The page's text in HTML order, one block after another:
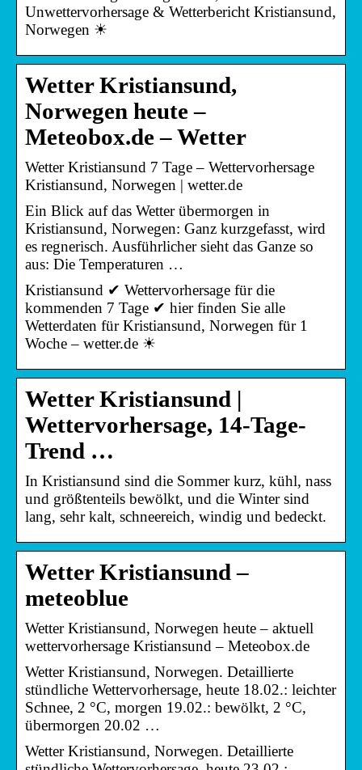
Unwettervorhersage & Wetterbericht Kristiansund,
Norwegen ☀
Wetter Kristiansund,
Norwegen heute –
Meteobox.de – Wetter
Wetter Kristiansund 7 Tage – Wettervorhersage
Kristiansund, Norwegen | wetter.de
Ein Blick auf das Wetter übermorgen in
Kristiansund, Norwegen: Ganz kurzgefasst, wird
es regnerisch. Ausführlicher sieht das Ganze so
aus: Die Temperaturen …
Kristiansund ✔ Wettervorhersage für die
kommenden 7 Tage ✔ hier finden Sie alle
Wetterdaten für Kristiansund, Norwegen für 1
Woche – wetter.de ☀
Wetter Kristiansund |
Wettervorhersage, 14-Tage-
Trend …
In Kristiansund sind die Sommer kurz, kühl, nass
und größtenteils bewölkt, und die Winter sind
lang, sehr kalt, schneereich, windig und bedeckt.
Wetter Kristiansund –
meteoblue
Wetter Kristiansund, Norwegen heute – aktuell
wettervorhersage Kristiansund – Meteobox.de
Wetter Kristiansund, Norwegen. Detaillierte
stündliche Wettervorhersage, heute 18.02.: leichter
Schnee, 2 °C, morgen 19.02.: bewölkt, 2 °C,
übermorgen 20.02 …
Wetter Kristiansund, Norwegen. Detaillierte